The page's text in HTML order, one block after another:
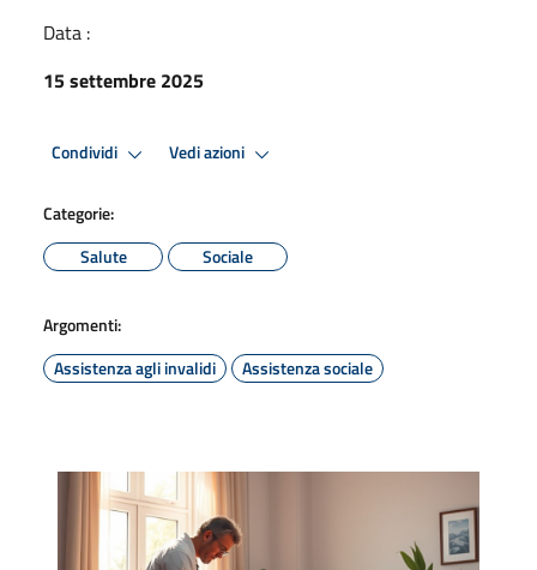
Data :
15 settembre 2025
Condividi Vedi azioni
Categorie:
Salute
Sociale
Argomenti:
Assistenza agli invalidi
Assistenza sociale